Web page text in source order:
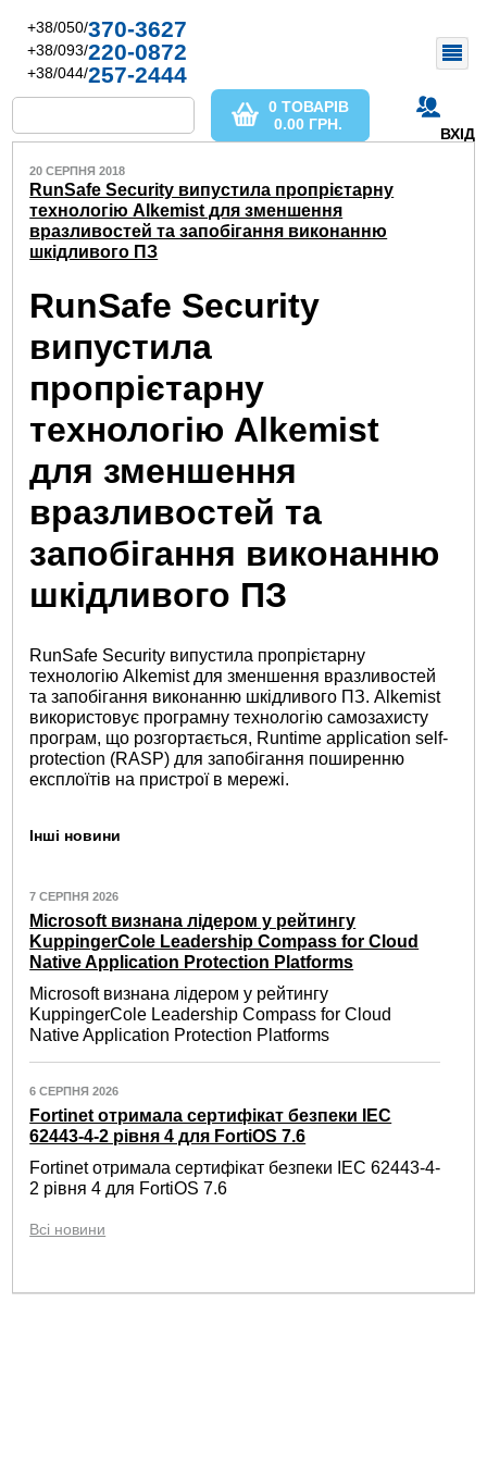
+38/050/370-3627
+38/093/220-0872
+38/044/257-2444
ВХІД
0 ТОВАРІВ
0.00 ГРН.
20 СЕРПНЯ 2018
RunSafe Security випустила пропрієтарну
технологію Alkemist для зменшення
вразливостей та запобігання виконанню
шкідливого ПЗ
RunSafe Security
випустила
пропрієтарну
технологію Alkemist
для зменшення
вразливостей та
запобігання виконанню
шкідливого ПЗ
RunSafe Security випустила пропрієтарну
технологію Alkemist для зменшення вразливостей
та запобігання виконанню шкідливого ПЗ. Alkemist
використовує програмну технологію самозахисту
програм, що розгортається, Runtime application self-
protection (RASP) для запобігання поширенню
експлоїтів на пристрої в мережі.
Інші новини
7 СЕРПНЯ 2026
Microsoft визнана лідером у рейтингу
KuppingerCole Leadership Compass for Cloud
Native Application Protection Platforms
Microsoft визнана лідером у рейтингу
KuppingerCole Leadership Compass for Cloud
Native Application Protection Platforms
6 СЕРПНЯ 2026
Fortinet отримала сертифікат безпеки IEC
62443-4-2 рівня 4 для FortiOS 7.6
Fortinet отримала сертифікат безпеки IEC 62443-4-
2 рівня 4 для FortiOS 7.6
Всі новини